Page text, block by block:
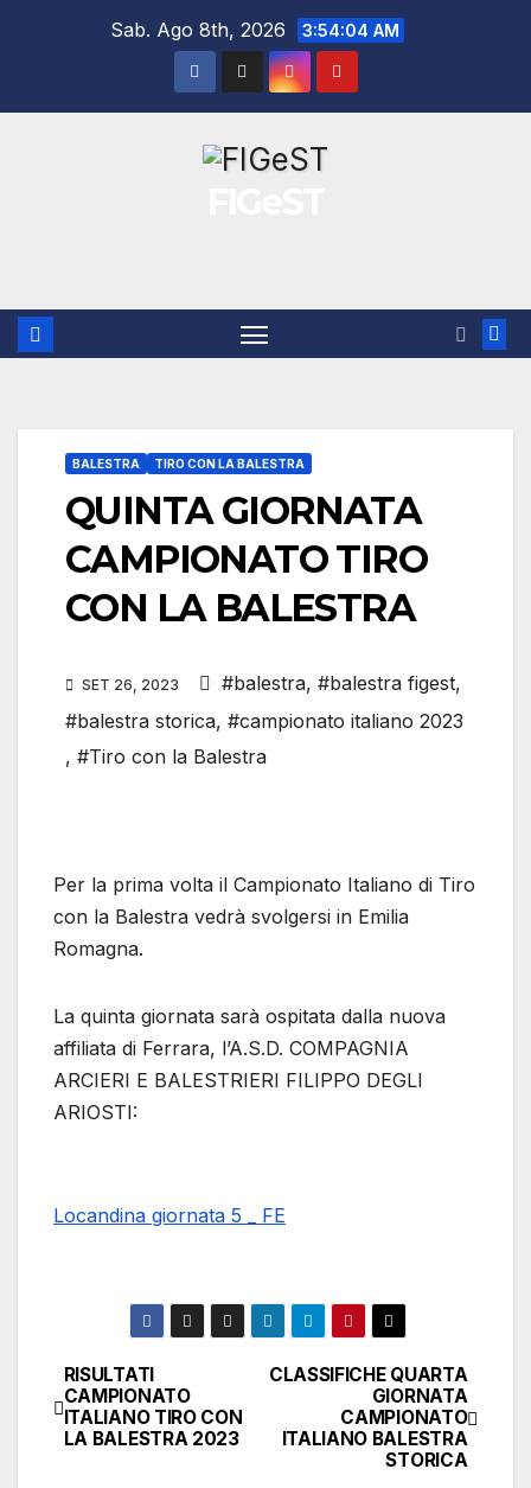
Sab. Ago 8th, 2026 3:54:04 AM
BALESTRA TIRO CON LA BALESTRA
QUINTA GIORNATA
CAMPIONATO TIRO
CON LA BALESTRA
SET 26, 2023 #balestra, #balestra figest,
#balestra storica, #campionato italiano 2023
, #Tiro con la Balestra
Per la prima volta il Campionato Italiano di Tiro
con la Balestra vedrà svolgersi in Emilia
Romagna.
La quinta giornata sarà ospitata dalla nuova
affiliata di Ferrara, l’A.S.D. COMPAGNIA
ARCIERI E BALESTRIERI FILIPPO DEGLI
ARIOSTI:
Locandina giornata 5 _ FE
Navigazione
articoli
CLASSIFICHE QUARTA
GIORNATA
CAMPIONATO
ITALIANO BALESTRA
STORICA
RISULTATI
CAMPIONATO
ITALIANO TIRO CON
LA BALESTRA 2023